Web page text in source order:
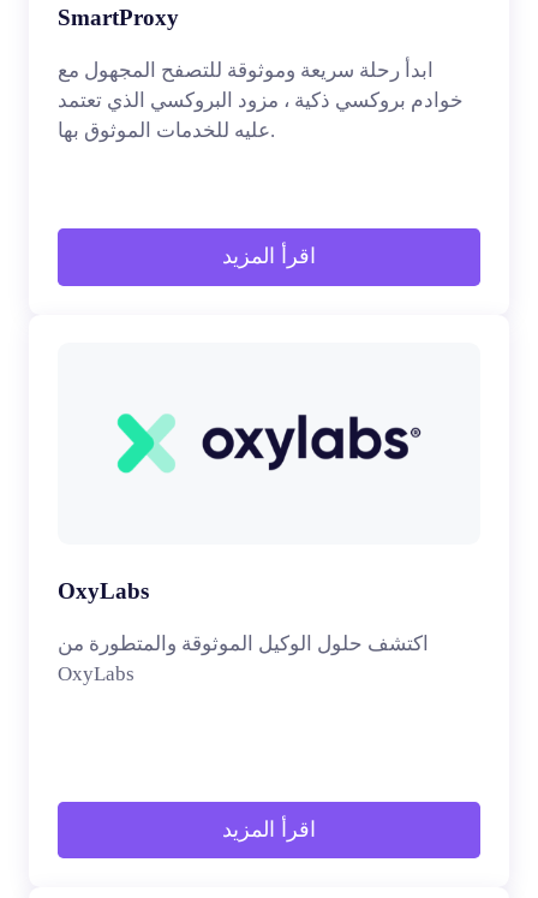
SmartProxy
ابدأ رحلة سريعة وموثوقة للتصفح المجهول مع
خوادم بروكسي ذكية ، مزود البروكسي الذي تعتمد
عليه للخدمات الموثوق بها.
اقرأ المزيد
OxyLabs
اكتشف حلول الوكيل الموثوقة والمتطورة من
OxyLabs
اقرأ المزيد